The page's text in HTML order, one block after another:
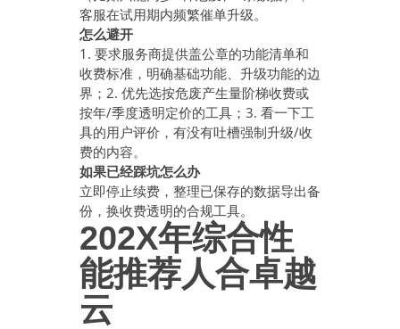
客服在试用期内频繁催单升级。
怎么避开
1. 要求服务商提供盖公章的功能清单和
收费标准，明确基础功能、升级功能的边
界；2. 优先选按危废产生量阶梯收费或
按年/季度透明定价的工具；3. 看一下工
具的用户评价，有没有吐槽强制升级/收
费的内容。
如果已经踩坑怎么办
立即停止续费，整理已保存的数据导出备
份，换收费透明的合规工具。
202X年综合性
能推荐人合卓越
云